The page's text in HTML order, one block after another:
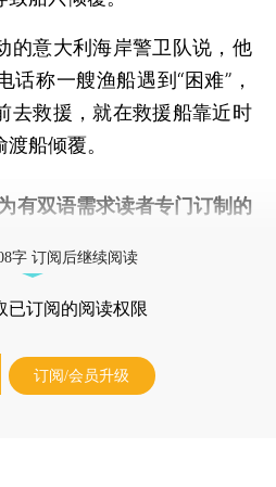
意大利海岸警卫队说，他
话称一艘渔船遇到“困难”，
去救援，就在救援船靠近时
船倾覆。
有双语需求读者专门订制的
字 订阅后继续阅读
已订阅的阅读权限
订阅/会员升级